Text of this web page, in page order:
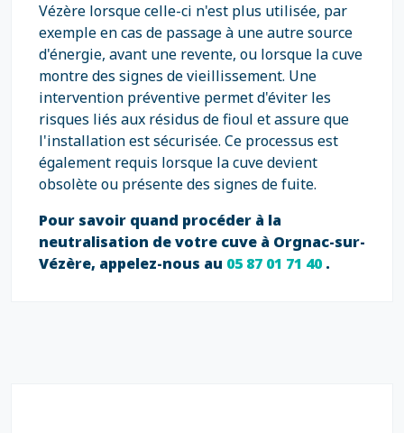
Vézère lorsque celle-ci n'est plus utilisée, par
exemple en cas de passage à une autre source
d'énergie, avant une revente, ou lorsque la cuve
montre des signes de vieillissement. Une
intervention préventive permet d'éviter les
risques liés aux résidus de fioul et assure que
l'installation est sécurisée. Ce processus est
également requis lorsque la cuve devient
obsolète ou présente des signes de fuite.
Pour savoir quand procéder à la
neutralisation de votre cuve à Orgnac-sur-
Vézère, appelez-nous au 05 87 01 71 40.